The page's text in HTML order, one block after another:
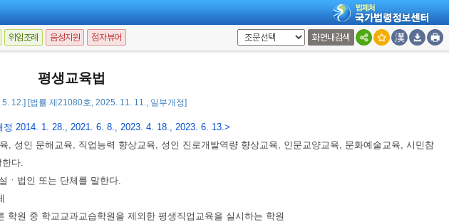
위임조례 음성지원 점자뷰어 화면내검색
평생교육법
5. 12.] [법률 제21080호, 2025. 11. 11., 일부개정]
), 044-203-6364, 6367, 6376, 6384, 6388, 6396
교육부 (산학협력지원과 ), 044-203-6261
육의 진흥에 대한 국가 및 지방자치단체의 책임과 평생교육제도와 그 운영에 관한 기본적인 사항을 정하
정 2014. 1. 28., 2021. 6. 8., 2023. 4. 18., 2023. 6. 13.>
, 성인 문해교육, 직업능력 향상교육, 성인 진로개발역량 향상교육, 인문교양교육, 문화예술교육, 시민참
다.
ㆍ법인 또는 단체를 말한다.
학원 중 학교교과교습학원을 제외한 평생직업교육을 실시하는 학원